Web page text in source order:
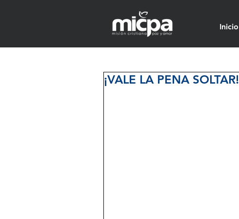
Inicio
¡VALE LA PENA SOLTAR!